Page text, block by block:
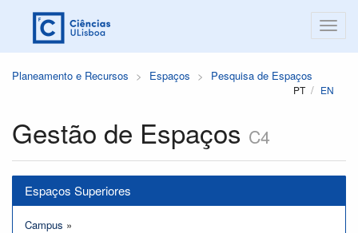
Planeamento e Recursos Espaços Pesquisa de Espaços
PT EN
Gestão de Espaços C4
Espaços Superiores
Campus »